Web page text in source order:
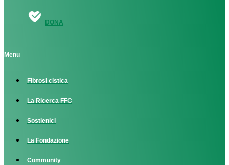
DONA
Menu
Fibrosi cistica
La Ricerca FFC
Sostienici
La Fondazione
Community